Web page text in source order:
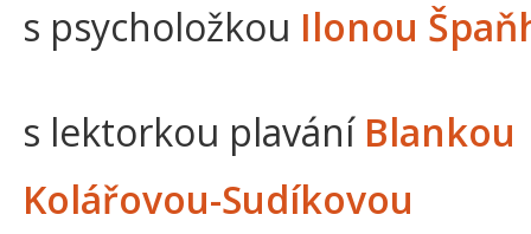
s psycholožkou Ilonou
s lektorkou plavání Blankou
Kolářovou-Sudíkovou